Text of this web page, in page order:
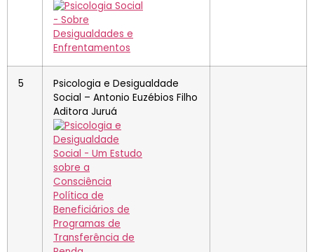
5
Psicologia e Desigualdade
Social – Antonio Euzébios Filho
Aditora Juruá